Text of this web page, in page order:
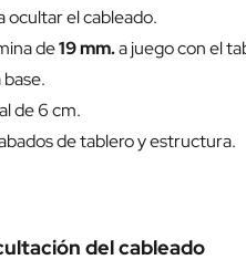
ocultar el cableado.
de19 mm.a juego con el
de 6 cm.
de tablero y estructura.
del cableado